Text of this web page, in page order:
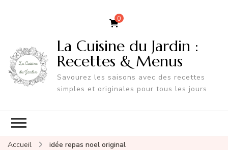
0
La Cuisine du Jardin :
Recettes & Menus
Savourez les saisons avec des recettes
simples et originales pour tous les jours
Accueil idée repas noel original